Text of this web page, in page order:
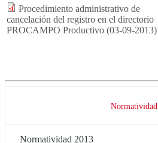
Procedimiento administrativo de
cancelación del registro en el directorio
PROCAMPO Productivo (03-09-2013)
Normatividad
Normatividad 2013